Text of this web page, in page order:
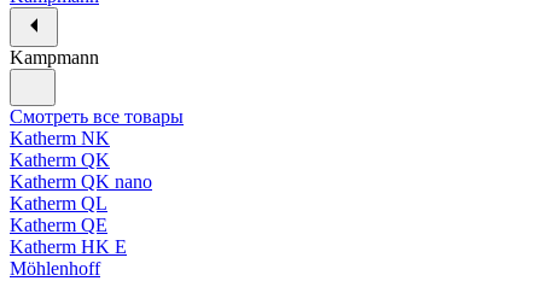
Kampmann
Смотреть все товары
Katherm NK
Katherm QK
Katherm QK nano
Katherm QL
Katherm QE
Katherm HK E
Möhlenhoff